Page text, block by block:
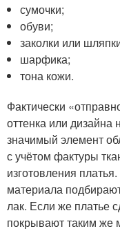
сумочки;
обуви;
заколки или
шарфика;
тона кожи.
Фактически
оттенка или дизайна
значимый элемент
с учётом фактуры
изготовления
материала
лак. Если же платье
покрывают таким же